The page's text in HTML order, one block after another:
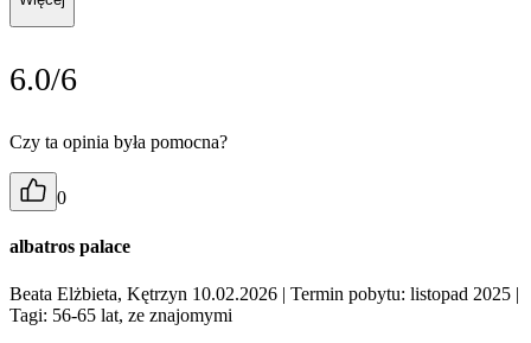
6.0/6
Czy ta opinia była pomocna?
0
albatros palace
Beata Elżbieta, Kętrzyn 10.02.2026 | Termin pobytu: listopad 2025 |
Tagi: 56-65 lat, ze znajomymi